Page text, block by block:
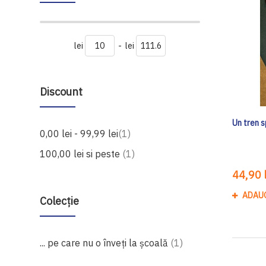
lei - lei
Discount
0,00 lei -99,99 lei 1produs
100,00 lei si peste 1produs
Colecție
... pe care nu o înveți la școală 1produs
Un tren
44,90